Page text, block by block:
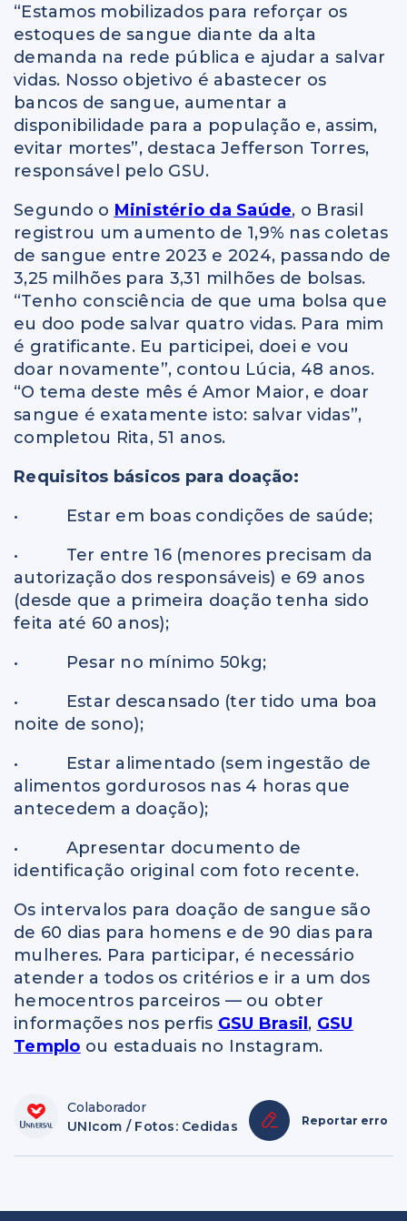
“Estamos mobilizados para reforçar os
estoques de sangue diante da alta
demanda na rede pública e ajudar a salvar
vidas. Nosso objetivo é abastecer os
bancos de sangue, aumentar a
disponibilidade para a população e, assim,
evitar mortes”, destaca Jefferson Torres,
responsável pelo GSU.
Segundo o Ministério da Saúde, o Brasil
registrou um aumento de 1,9% nas coletas
de sangue entre 2023 e 2024, passando de
3,25 milhões para 3,31 milhões de bolsas.
“Tenho consciência de que uma bolsa que
eu doo pode salvar quatro vidas. Para mim
é gratificante. Eu participei, doei e vou
doar novamente”, contou Lúcia, 48 anos.
“O tema deste mês é Amor Maior, e doar
sangue é exatamente isto: salvar vidas”,
completou Rita, 51 anos.
Requisitos básicos para doação:
• Estar em boas condições de saúde;
• Ter entre 16 (menores precisam da
autorização dos responsáveis) e 69 anos
(desde que a primeira doação tenha sido
feita até 60 anos);
• Pesar no mínimo 50kg;
• Estar descansado (ter tido uma boa
noite de sono);
• Estar alimentado (sem ingestão de
alimentos gordurosos nas 4 horas que
antecedem a doação);
• Apresentar documento de
identificação original com foto recente.
Os intervalos para doação de sangue são
de 60 dias para homens e de 90 dias para
mulheres. Para participar, é necessário
atender a todos os critérios e ir a um dos
hemocentros parceiros — ou obter
informações nos perfis GSU Brasil , GSU
Templo ou estaduais no Instagram.
Colaborador
UNIcom / Fotos: Cedidas
Reportar erro